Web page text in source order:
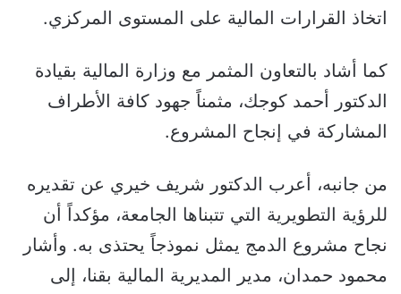
اتخاذ القرارات المالية على المستوى المركزي.
كما أشاد بالتعاون المثمر مع وزارة المالية بقيادة
الدكتور أحمد كوجك، مثمناً جهود كافة الأطراف
المشاركة في إنجاح المشروع.
من جانبه، أعرب الدكتور شريف خيري عن تقديره
للرؤية التطويرية التي تتبناها الجامعة، مؤكداً أن
نجاح مشروع الدمج يمثل نموذجاً يحتذى به. وأشار
محمود حمدان، مدير المديرية المالية بقنا، إلى